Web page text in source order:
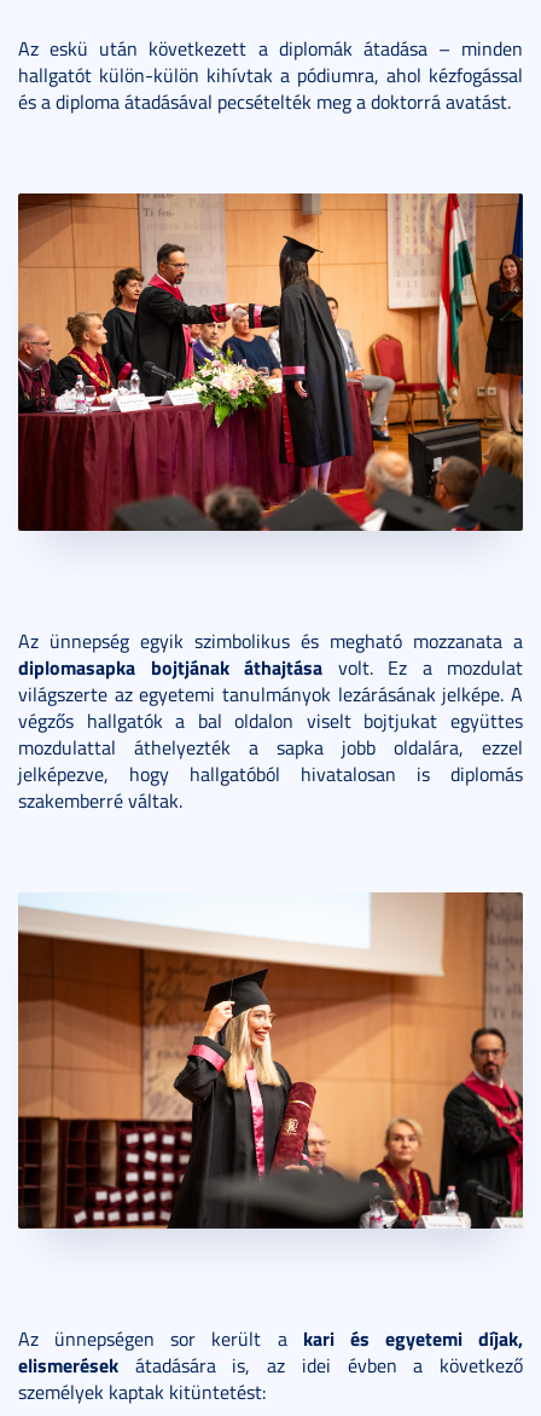
Az eskü után következett a diplomák átadása – minden
hallgatót külön-külön kihívtak a pódiumra, ahol kézfogással
és a diploma átadásával pecsételték meg a doktorrá avatást.
Az ünnepség egyik szimbolikus és megható mozzanata a
diplomasapka bojtjának áthajtása volt. Ez a mozdulat
világszerte az egyetemi tanulmányok lezárásának jelképe. A
végzős hallgatók a bal oldalon viselt bojtjukat együttes
mozdulattal áthelyezték a sapka jobb oldalára, ezzel
jelképezve, hogy hallgatóból hivatalosan is diplomás
szakemberré váltak.
Az ünnepségen sor került a kari és egyetemi díjak,
elismerések átadására is, az idei évben a következő
személyek kaptak kitüntetést: